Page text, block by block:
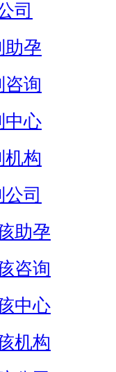
司
助孕
咨询
中心
机构
司
助孕
咨询
中心
机构